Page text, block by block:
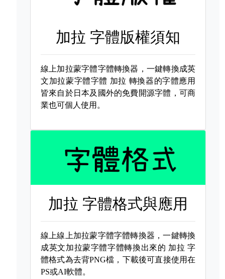
加拉 字體版權須知
線上加拉蒙字體字體轉換器，一鍵轉換成英
文加拉蒙字體字體 加拉 轉換器的字體應用
皆來自於日本及國外的免費開源字體，可商
業也可個人使用。
加拉 字體格式與應用
線上線上加拉蒙字體字體轉換器，一鍵轉換
成英文加拉蒙字體字體轉換出來的 加拉 字
體格式為去背PNG檔，下載後可直接使用在
PS或AI軟體。